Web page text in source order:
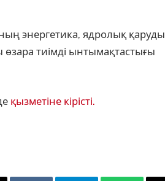
энергетика, ядролық қаруды
өзара тиімді ынтымақтастығы
қызметіне кірісті.